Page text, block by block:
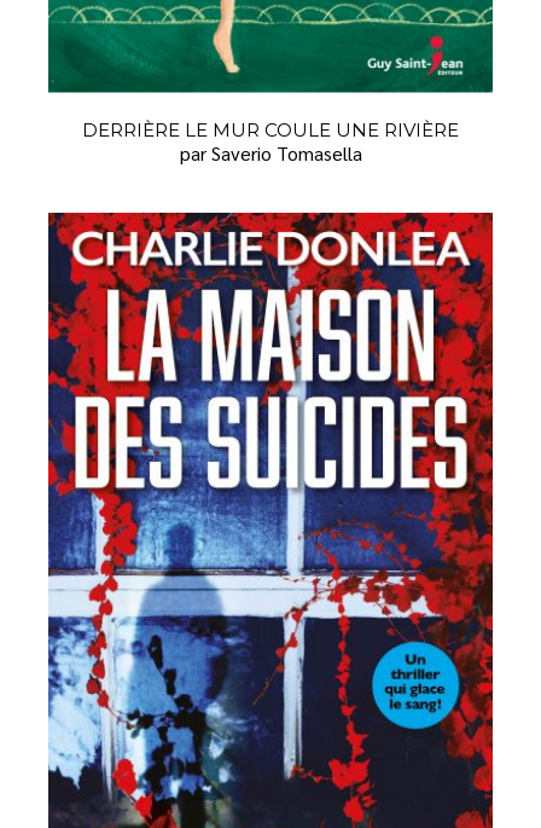
DERRIÈRE LE MUR COULE UNE RIVIÈRE
par Saverio Tomasella